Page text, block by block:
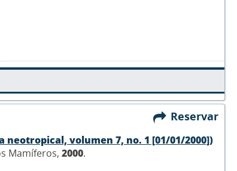
Reservar
neotropical, volumen 7, no. 1 [01/01/2000])
Mamíferos, 2000.